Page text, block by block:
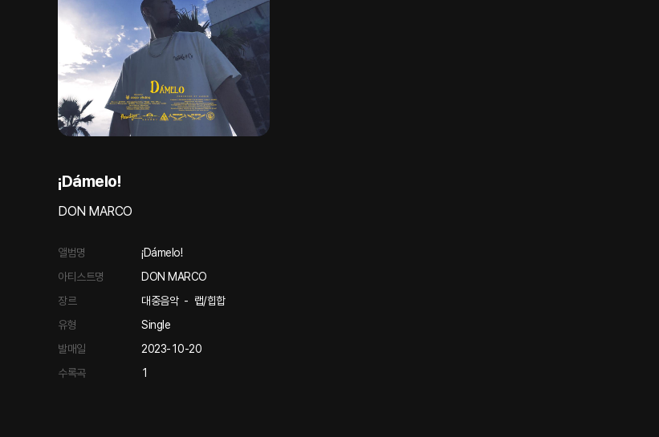
¡Dámelo!
DON MARCO
앨범명
¡Dámelo!
아티스트명
DON MARCO
장르
대중음악- 랩/힙합
유형
Single
발매일
2023-10-20
수록곡
1